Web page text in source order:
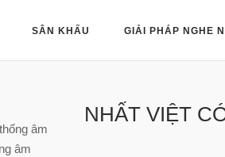
SÂN KHẤU GIẢI PHÁP NGHE
âm
âm
NHẤT VIỆT